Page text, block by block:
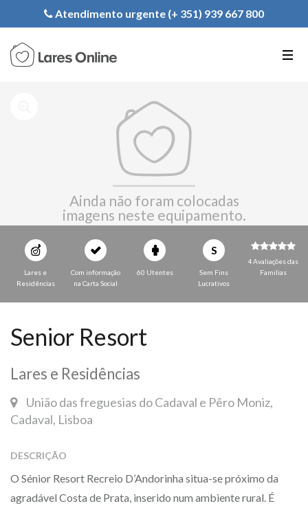
Registe a sua Instituição
Atendimento urgente (+ 351) 939 667 800
Ainda não foram colocadas
imagens neste equipamento.
Lares e
Residências
Com informação
na Carta Social
60 Utentes
S
Sem Fins
Lucrativos
4 Avaliações das
Familias
Senior Resort
Lares e Residências
União das freguesias do Cadaval e Pêro Moniz,
Cadaval, Lisboa
DESCRIÇÃO
O Sénior Resort Recreio D’Andorinha situa-se próximo da
agradável Costa de Prata, inserido num ambiente rural. É